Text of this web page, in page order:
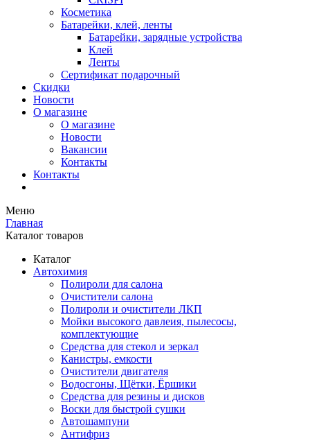
Косметика
Батарейки, клей, ленты
Батарейки, зарядные устройства
Клей
Ленты
Сертификат подарочный
Скидки
Новости
О магазине
О магазине
Новости
Вакансии
Контакты
Контакты
Меню
Главная
Каталог товаров
Каталог
Автохимия
Полироли для салона
Очистители салона
Полироли и очистители ЛКП
Мойки высокого давлеия, пылесосы,
комплектующие
Средства для стекол и зеркал
Канистры, емкости
Очистители двигателя
Водосгоны, Щётки, Ёршики
Средства для резины и дисков
Воски для быстрой сушки
Автошампуни
Антифриз